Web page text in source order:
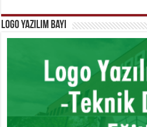
Logo Yazılım Bayi